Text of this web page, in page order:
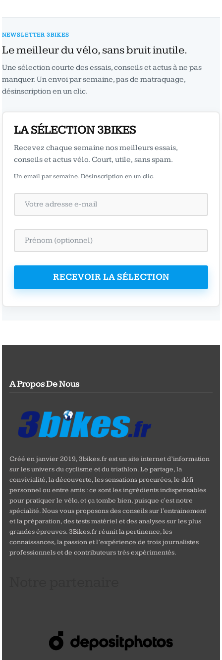
NEWSLETTER 3BIKES
Le meilleur du vélo, sans bruit inutile.
Une sélection courte des essais, conseils et actus à ne pas
manquer. Un envoi par semaine, pas de matraquage,
désinscription en un clic.
LA SÉLECTION 3BIKES
Recevez chaque semaine nos meilleurs essais,
conseils et actus vélo. Court, utile, sans spam.
Un email par semaine. Désinscription en un clic.
RECEVOIR LA SÉLECTION
A Propos De Nous
Créé en janvier 2019, 3bikes.fr est un site internet d’information
sur les univers du cyclisme et du triathlon. Le partage, la
convivialité, la découverte, les sensations procurées, le défi
personnel ou entre amis : ce sont les ingrédients indispensables
pour pratiquer le vélo, et ça tombe bien, puisque c'est notre
spécialité. Nous vous proposons des conseils sur l'entrainement
et la préparation, des tests matériel et des analyses sur les plus
grandes épreuves. 3Bikes.fr réunit la pertinence, les
connaissances, la passion et l’expérience de trois journalistes
professionnels et de contributeurs très expérimentés.